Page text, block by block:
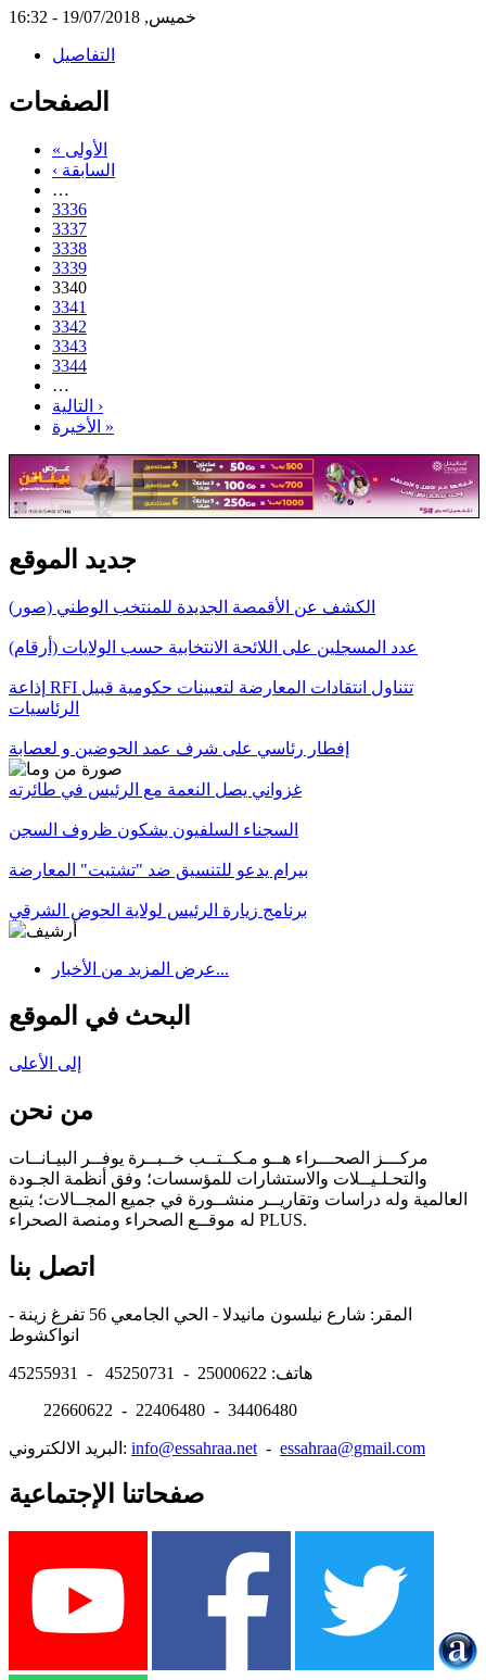
خميس, 19/07/2018 - 16:32
التفاصيل
الصفحات
« الأولى
‹ السابقة
…
3336
3337
3338
3339
3340
3341
3342
3343
3344
…
التالية ›
الأخيرة »
جديد الموقع
الكشف عن الأقمصة الجديدة للمنتخب الوطني (صور)
عدد المسجلين على اللائحة الانتخابية حسب الولايات (أرقام)
إذاعة RFI تتناول انتقادات المعارضة لتعيينات حكومية قبيل
الرئاسيات
إفطار رئاسي على شرف عمد الحوضين و لعصابة
غزواني يصل النعمة مع الرئيس في طائرته
السجناء السلفيون يشكون ظروف السجن
بيرام يدعو للتنسيق ضد "تشتيت" المعارضة
برنامج زيارة الرئيس لولاية الحوض الشرقي
عرض المزيد من الأخبار...
البحث في الموقع
إلى الأعلى
من نحن
مركـــز الصحـــراء هــو مـكــتــب خــبــرة يوفــر البيـانــات
والتحـلـيــلات والاستشارات للمؤسسات؛ وفق أنظمة الجـودة
العالمية وله دراسات وتقاريــر منشــورة في جميع المجــالات؛ يتبع
له موقــع الصحراء ومنصة الصحراء PLUS.
اتصل بنا
المقر: شارع نيلسون مانيدلا - الحي الجامعي 56 تفرغ زينة -
هاتف: 25000622 - 45250731 - 45255931
22660622 - 22406480 - 34406480
البريد الالكتروني: info@essahraa.net - essahraa@gmail.com
صفحاتنا الإجتماعية